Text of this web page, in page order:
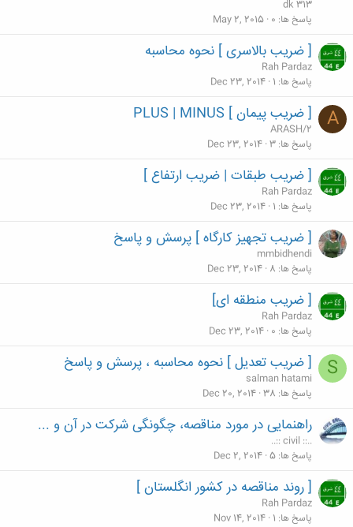
dk 313
پاسخ ها 0
May 2, 2015
[ ضریب بالاسری ] نحوه محاسبه
Rah Pardaz
پاسخ ها 1
Dec 23, 2014
A [ ضریب پیمان ] PLUS | MINUS
ARASH/2
پاسخ ها 3
Dec 23, 2014
[ ضریب طبقات | ضریب ارتفاع ]
Rah Pardaz
پاسخ ها 1
Dec 23, 2014
[ ضریب تجهیز کارگاه ] پرسش و پاسخ
mmbidhendi
پاسخ ها 8
Dec 23, 2014
[ ضریب منطقه ای]
Rah Pardaz
پاسخ ها 0
Dec 23, 2014
S [ ضریب تعدیل ] نحوه محاسبه ، پرسش و پاسخ
salman hatami
پاسخ ها 38
Dec 20, 2014
راهنمایی در مورد مناقصه، چگونگی شرکت در آن و ...
..:: civil ::..
پاسخ ها 5
Dec 2, 2014
[ روند مناقصه در كشور انگلستان ]
Rah Pardaz
پاسخ ها 1
Nov 14, 2014